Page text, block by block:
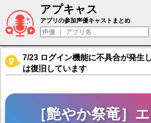
アプキャス
［艶やか祭竜］エンゼル
アプリの参加声優キャストまとめ
7/23 ログイン機能に不具合が発生
は復旧しています
［艶やか祭竜］